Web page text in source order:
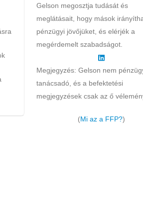
Gelson megosztja tudását és
meglátásait, hogy mások
pénzügyi jövőjüket, és elérjék a
megérdemelt szabadságot.
Megjegyzés: Gelson nem
tanácsadó, és a befektetési
megjegyzések csak az ő
(Mi az a FFP?)